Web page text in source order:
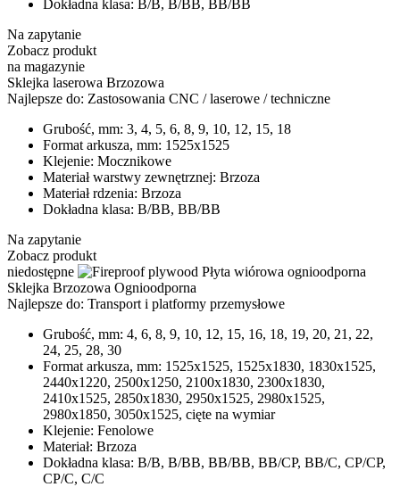
Dokładna klasa: B/B, B/BB, BB/BB
Na zapytanie
Zobacz produkt
na magazynie
Sklejka laserowa Brzozowa
Najlepsze do: Zastosowania CNC / laserowe / techniczne
Grubość, mm: 3, 4, 5, 6, 8, 9, 10, 12, 15, 18
Format arkusza, mm: 1525x1525
Klejenie: Mocznikowe
Materiał warstwy zewnętrznej: Brzoza
Materiał rdzenia: Brzoza
Dokładna klasa: B/BB, BB/BB
Na zapytanie
Zobacz produkt
niedostępne
Sklejka Brzozowa Ognioodporna
Najlepsze do: Transport i platformy przemysłowe
Grubość, mm: 4, 6, 8, 9, 10, 12, 15, 16, 18, 19, 20, 21, 22,
24, 25, 28, 30
Format arkusza, mm: 1525х1525, 1525х1830, 1830х1525,
2440х1220, 2500x1250, 2100х1830, 2300х1830,
2410х1525, 2850х1830, 2950х1525, 2980х1525,
2980х1850, 3050х1525, cięte na wymiar
Klejenie: Fenolowe
Materiał: Brzoza
Dokładna klasa: В/В, В/ВВ, ВВ/ВВ, ВB/CP, BB/C, CP/CP,
CP/C, C/C